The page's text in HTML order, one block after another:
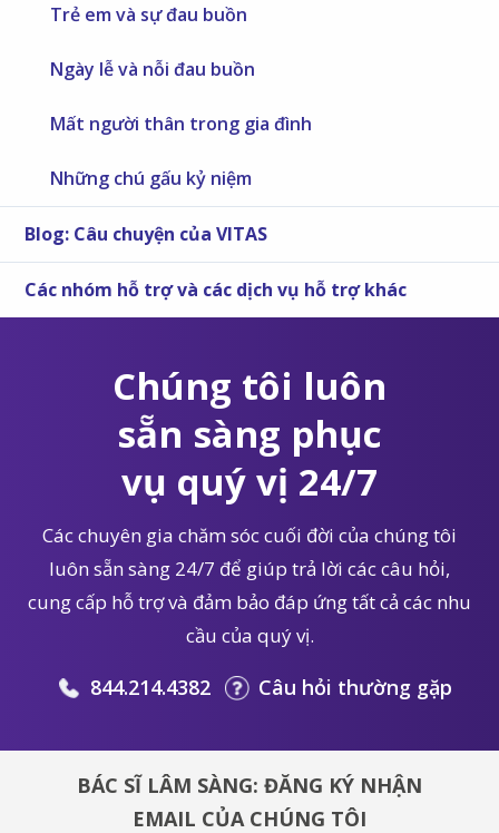
Trẻ em và sự đau buồn
Ngày lễ và nỗi đau buồn
Mất người thân trong gia đình
Những chú gấu kỷ niệm
Blog: Câu chuyện của VITAS
Các nhóm hỗ trợ và các dịch vụ hỗ trợ khác
Chúng tôi luôn
sẵn sàng phục
vụ quý vị 24/7
Các chuyên gia chăm sóc cuối đời của chúng tôi
luôn sẵn sàng 24/7 để giúp trả lời các câu hỏi,
cung cấp hỗ trợ và đảm bảo đáp ứng tất cả các nhu
cầu của quý vị.
844.214.4382 Câu hỏi thường gặp
BÁC SĨ LÂM SÀNG: ĐĂNG KÝ NHẬN
EMAIL CỦA CHÚNG TÔI